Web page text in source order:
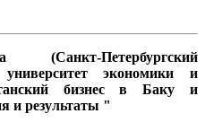
Петербургский
университет экономики и
бизнес в Баку и
и результаты "